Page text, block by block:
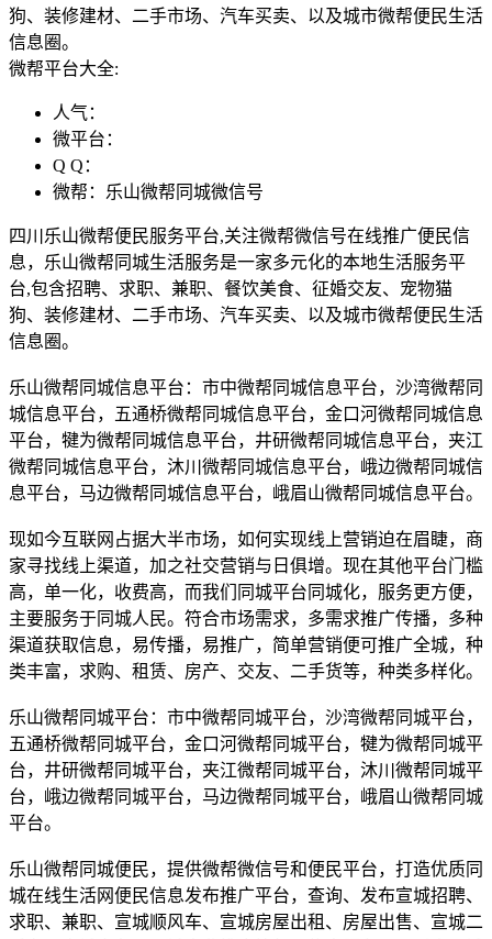
狗、装修建材、二手市场、汽车买卖、以及城市微帮便民生活
信息圈。
微帮平台大全:
人气：
微平台：
Q Q：
微帮：乐山微帮同城微信号
四川乐山微帮便民服务平台,关注微帮微信号在线推广便民信
息，乐山微帮同城生活服务是一家多元化的本地生活服务平
台,包含招聘、求职、兼职、餐饮美食、征婚交友、宠物猫
狗、装修建材、二手市场、汽车买卖、以及城市微帮便民生活
信息圈。
乐山微帮同城信息平台：市中微帮同城信息平台，沙湾微帮同
城信息平台，五通桥微帮同城信息平台，金口河微帮同城信息
平台，犍为微帮同城信息平台，井研微帮同城信息平台，夹江
微帮同城信息平台，沐川微帮同城信息平台，峨边微帮同城信
息平台，马边微帮同城信息平台，峨眉山微帮同城信息平台。
现如今互联网占据大半市场，如何实现线上营销迫在眉睫，商
家寻找线上渠道，加之社交营销与日俱增。现在其他平台门槛
高，单一化，收费高，而我们同城平台同城化，服务更方便，
主要服务于同城人民。符合市场需求，多需求推广传播，多种
渠道获取信息，易传播，易推广，简单营销便可推广全城，种
类丰富，求购、租赁、房产、交友、二手货等，种类多样化。
乐山微帮同城平台：市中微帮同城平台，沙湾微帮同城平台，
五通桥微帮同城平台，金口河微帮同城平台，犍为微帮同城平
台，井研微帮同城平台，夹江微帮同城平台，沐川微帮同城平
台，峨边微帮同城平台，马边微帮同城平台，峨眉山微帮同城
平台。
乐山微帮同城便民，提供微帮微信号和便民平台，打造优质同
城在线生活网便民信息发布推广平台，查询、发布宣城招聘、
求职、兼职、宣城顺风车、宣城房屋出租、房屋出售、宣城二